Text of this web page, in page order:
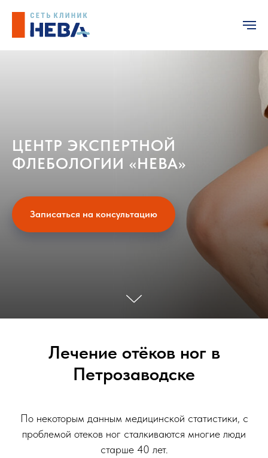
ЦЕНТР ЭКСПЕРТНОЙ
ФЛЕБОЛОГИИ «НЕВА»
Записаться на консультацию
Лечение отёков ног в
Петрозаводске
По некоторым данным медицинской статистики, с
проблемой отеков ног сталкиваются многие люди
старше 40 лет.